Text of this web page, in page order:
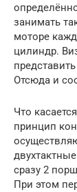
занимать
моторе
цилиндр.
Отсюда и
Что
принцип
сразу 2
При этом